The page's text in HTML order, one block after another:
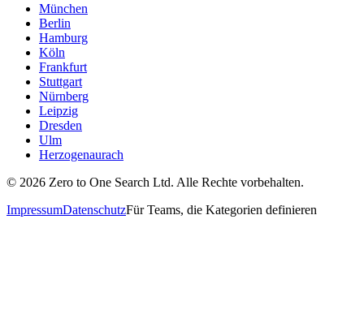
München
Berlin
Hamburg
Köln
Frankfurt
Stuttgart
Nürnberg
Leipzig
Dresden
Ulm
Herzogenaurach
© 2026 Zero to One Search Ltd. Alle Rechte vorbehalten.
ImpressumDatenschutzFür Teams, die Kategorien definieren